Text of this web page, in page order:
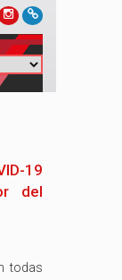
19
del
todas